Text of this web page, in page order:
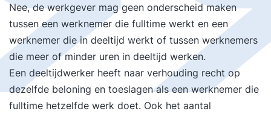
Nee, de werkgever mag geen onderscheid maken
tussen een werknemer die fulltime werkt en een
werknemer die in deeltijd werkt of tussen werknemers
die meer of minder uren in deeltijd werken.
Een deeltijdwerker heeft naar verhouding recht op
dezelfde beloning en toeslagen als een werknemer die
fulltime hetzelfde werk doet. Ook het aantal